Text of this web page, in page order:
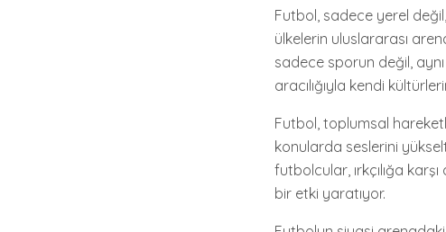
Futbol, sadece yerel
ülkelerin uluslararası
sadece sporun değil,
aracılığıyla kendi
Futbol, toplumsal
konularda seslerini
futbolcular, ırkçılığa
bir etki yaratıyor.